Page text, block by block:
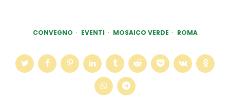
CONVEGNO EVENTI MOSAICO VERDE ROMA